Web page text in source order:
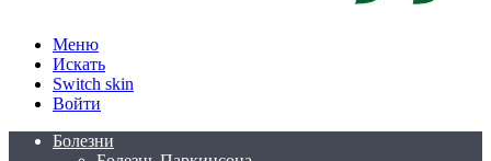
Меню
Искать
Switch skin
Войти
Болезни